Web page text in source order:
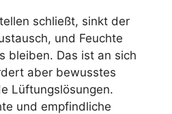
schließt, sinkt der
und Feuchte
bleiben. Das ist an sich
aber bewusstes
Lüftungslösungen.
und empfindliche